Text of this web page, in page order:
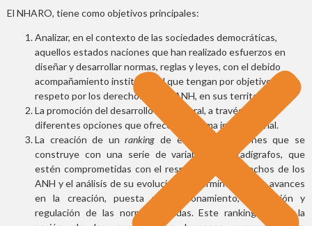
El NHARO, tiene como objetivos principales:
Analizar, en el contexto de las sociedades democráticas,
aquellos estados naciones que han realizado esfuerzos en
diseñar y desarrollar normas, reglas y leyes, con el debido
acompañamiento institucional que tengan por objetivo el
respeto por los derechos de los ANH, en sus territorios.
La promoción del desarrollo multilateral, a través de las
diferentes opciones que ofrece el sistema internacional.
La creación de unrankingde estados – naciones que se
construye con una serie de variables y estadígrafos, que
estén comprometidas con el respeto de los derechos de los
ANH y el análisis de su evolución, en términos de sus avances
en la creación, puesta en funcionamiento, promoción y
regulación de las normas creadas. Este ranking incluye la